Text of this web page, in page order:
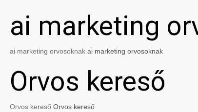
ai marketing
ai marketing orvosoknak ai marketing orvosoknak
Orvos kereső
Orvos kereső Orvos kereső